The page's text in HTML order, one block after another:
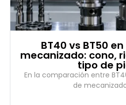
BT40 vs BT50
mecanizado: cono,
tipo de
En la comparación entre
de